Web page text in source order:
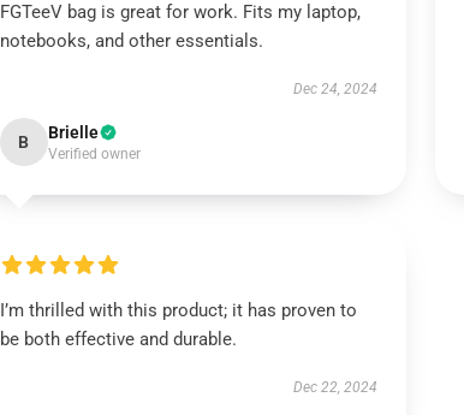
FGTeeV bag is great for work. Fits my laptop,
notebooks, and other essentials.
Dec 24, 2024
B Brielle
Verified owner
I’m thrilled with this product; it has proven to
be both effective and durable.
Dec 22, 2024